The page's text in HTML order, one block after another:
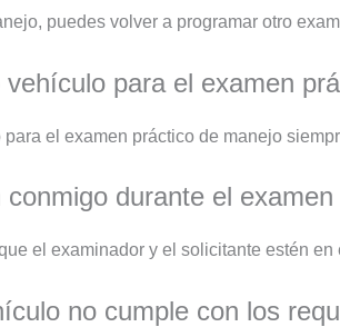
puedes volver a programar otro
para el examen
el examen práctico de manejo
durante el
el examinador y el solicitante estén
no cumple con los